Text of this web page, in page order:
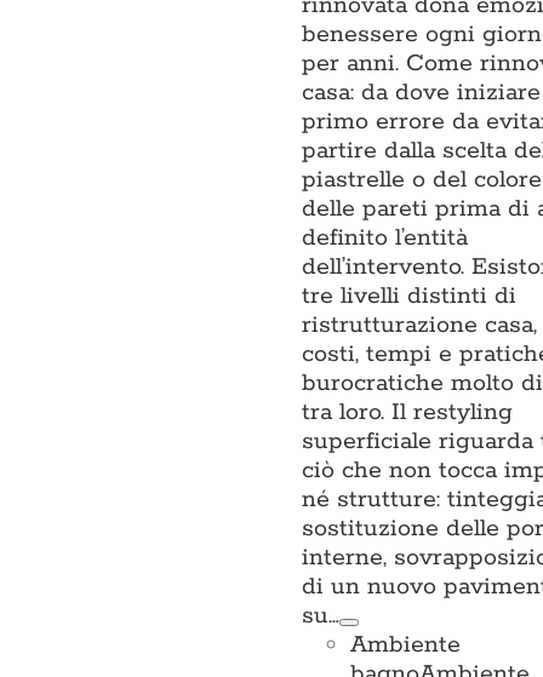
benessere ogni
per anni. Come
casa: da dove
primo errore da
partire dalla scelta
piastrelle o del colore
delle pareti prima di
definito l’entità
dell’intervento.
tre livelli distinti di
ristrutturazione casa,
costi, tempi e
burocratiche molto
tra loro. Il restyling
superficiale riguarda
ciò che non tocca
né strutture:
sostituzione delle
interne,
di un nuovo
su…
Ambiente